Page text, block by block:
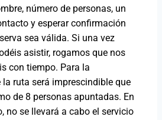
número de personas, un
y esperar confirmación
sea válida. Si una vez
asistir, rogamos que nos
con tiempo. Para la
la ruta será imprescindible que
de 8 personas apuntadas. En
no se llevará a cabo el servicio